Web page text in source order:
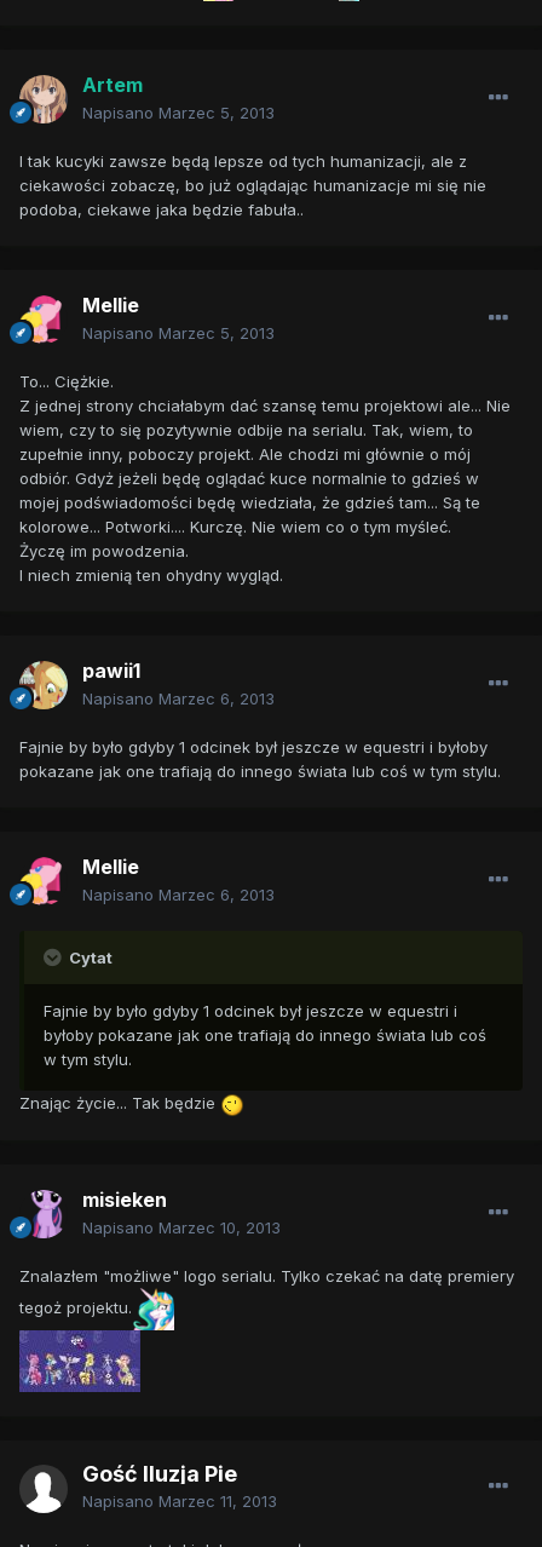
Artem
Napisano Marzec 5, 2013
I tak kucyki zawsze będą lepsze od tych humanizacji, ale z
ciekawości zobaczę, bo już oglądając humanizacje mi się nie
podoba, ciekawe jaka będzie fabuła..
Mellie
Napisano Marzec 5, 2013
To... Ciężkie.
Z jednej strony chciałabym dać szansę temu projektowi ale... Nie
wiem, czy to się pozytywnie odbije na serialu. Tak, wiem, to
zupełnie inny, poboczy projekt. Ale chodzi mi głównie o mój
odbiór. Gdyż jeżeli będę oglądać kuce normalnie to gdzieś w
mojej podświadomości będę wiedziała, że gdzieś tam... Są te
kolorowe... Potworki.... Kurczę. Nie wiem co o tym myśleć.
Życzę im powodzenia.
I niech zmienią ten ohydny wygląd.
pawii1
Napisano Marzec 6, 2013
Fajnie by było gdyby 1 odcinek był jeszcze w equestri i byłoby
pokazane jak one trafiają do innego świata lub coś w tym stylu.
Mellie
Napisano Marzec 6, 2013
Cytat
Fajnie by było gdyby 1 odcinek był jeszcze w equestri i
byłoby pokazane jak one trafiają do innego świata lub coś
w tym stylu.
Znając życie... Tak będzie
misieken
Napisano Marzec 10, 2013
Znalazłem "możliwe" logo serialu. Tylko czekać na datę premiery
tegoż projektu.
Gość Iluzja Pie
Napisano Marzec 11, 2013